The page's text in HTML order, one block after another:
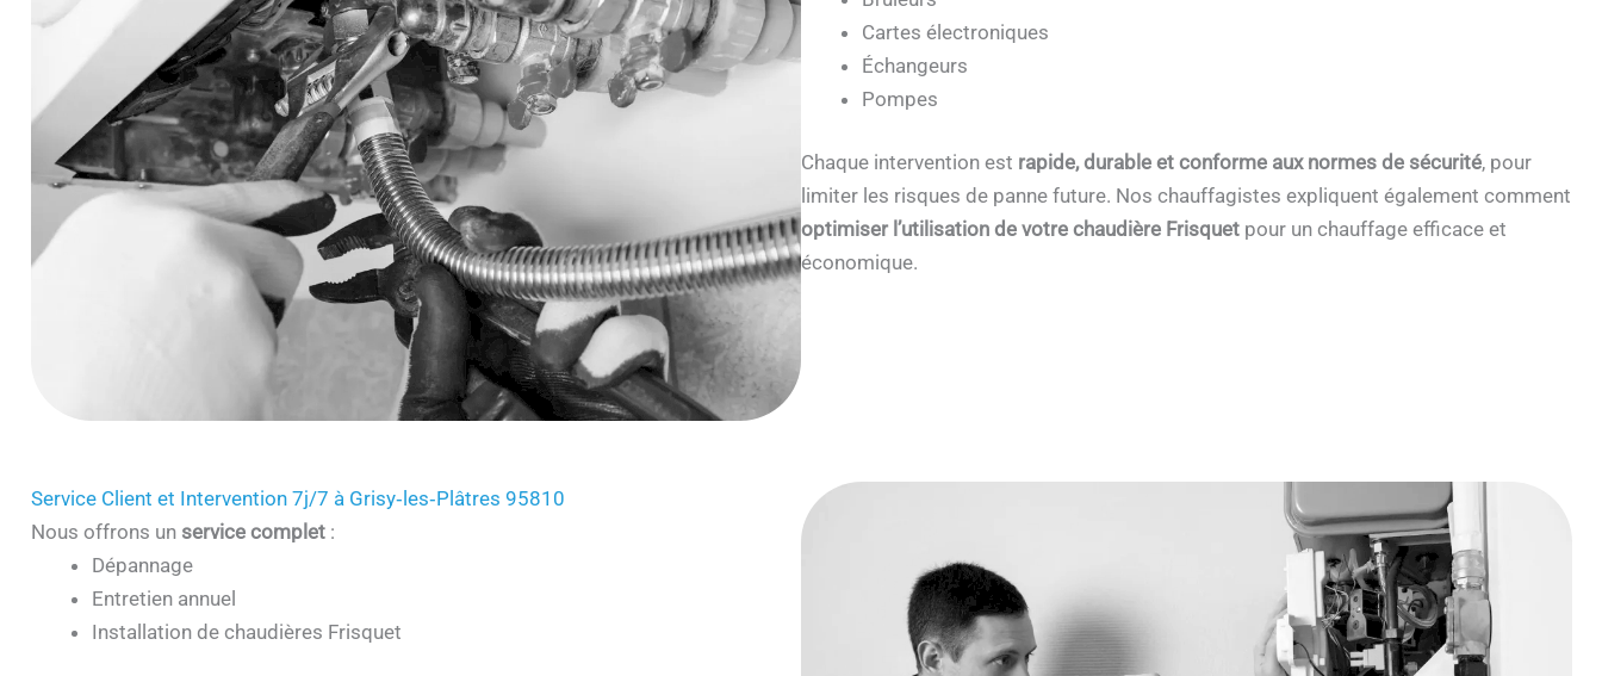
Cartes électroniques
Échangeurs
Pompes
Chaque intervention est rapide, durable et conforme aux normes de sécurité, pour
limiter les risques de panne future. Nos chauffagistes expliquent également comment
optimiser l’utilisation de votre chaudière Frisquet pour un chauffage efficace et
économique.
Service Client et Intervention 7j/7 à Grisy‑les‑Plâtres 95810
Nous offrons un service complet:
Dépannage
Entretien annuel
Installation de chaudières Frisquet